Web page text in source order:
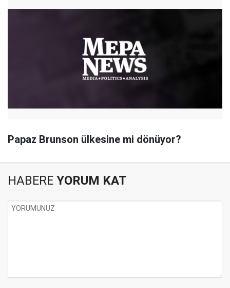
Papaz Brunson ülkesine mi dönüyor?
HABERE YORUM KAT